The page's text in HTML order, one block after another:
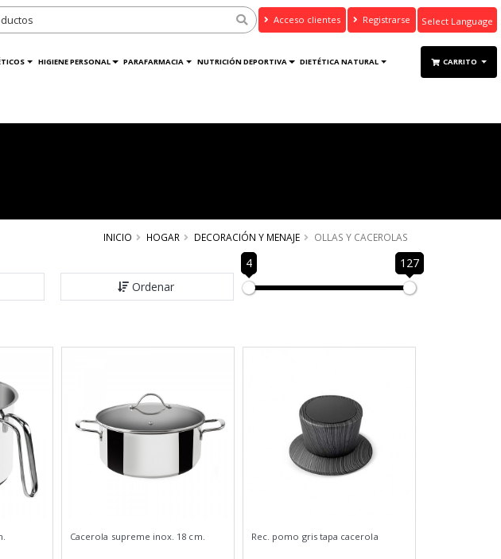
Acceso clientes Registrarse
Translate
HIGIENE PERSONAL PARAFARMACIA NUTRICIÓN DEPORTIVA DIETÉTICA NATURAL CARRITO
INICIO HOGAR DECORACIÓN Y MENAJE OLLAS Y CACEROLAS
Ordenar
4 127
Cacerola supreme inox. 18 cm. Rec. pomo gris tapa cacerola